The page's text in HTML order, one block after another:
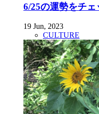
6/25の運勢をチェ
19 Jun, 2023
CULTURE